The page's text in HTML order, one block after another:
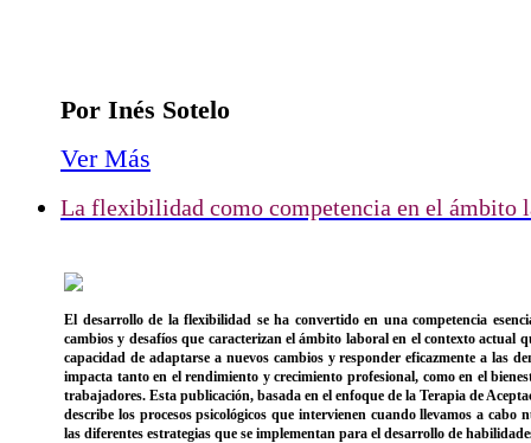
Por Inés Sotelo
Ver Más
La flexibilidad como competencia en el ámbito
El desarrollo de la flexibilidad se ha convertido en una competencia
cambios y desafíos que caracterizan el ámbito laboral en el contexto actual
capacidad de adaptarse a nuevos cambios y responder eficazmente a las
impacta tanto en el rendimiento y crecimiento profesional, como en el
trabajadores. Esta publicación, basada en el enfoque de la Terapia de
describe los procesos psicológicos que intervienen cuando llevamos a cabo
las diferentes estrategias que se implementan para el desarrollo de